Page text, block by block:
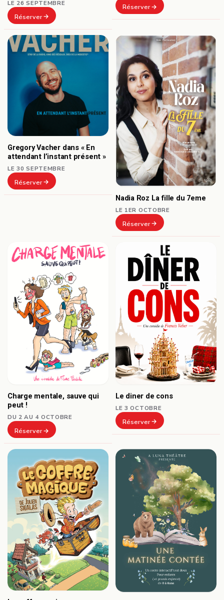
LE 26 SEPTEMBRE
Réserver
Réserver
Gregory Vacher dans « En
attendant l’instant présent »
LE 30 SEPTEMBRE
Réserver
Nadia Roz La fille du 7eme
LE 1ER OCTOBRE
Réserver
Charge mentale, sauve qui
peut !
DU 2 AU 4 OCTOBRE
Réserver
Le diner de cons
LE 3 OCTOBRE
Réserver